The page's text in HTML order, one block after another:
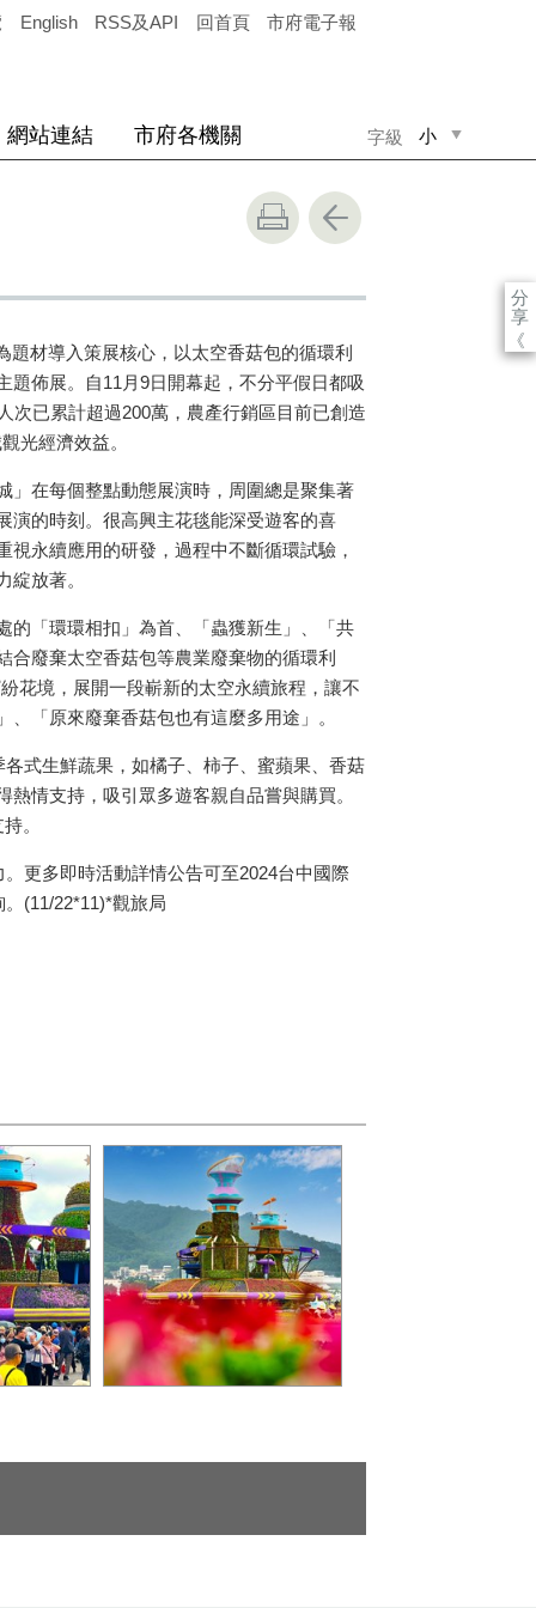
English RSS及API 回首頁 市府電子報
字級 小
網站連結 市府各機關
分
享
《
材導入策展核心，以太空香菇包的循環利
佈展。自11月9日開幕起，不分平假日都吸
次已累計超過200萬，農產行銷區目前已創造
光經濟效益。
」在每個整點動態展演時，周圍總是聚集著
演的時刻。很高興主花毯能深受遊客的喜
永續應用的研發，過程中不斷循環試驗，
放著。
的「環環相扣」為首、「蟲獲新生」、「共
廢棄太空香菇包等農業廢棄物的循環利
花境，展開一段嶄新的太空永續旅程，讓不
「原來廢棄香菇包也有這麼多用途」。
式生鮮蔬果，如橘子、柿子、蜜蘋果、香菇
情支持，吸引眾多遊客親自品嘗與購買。
。
更多即時活動詳情公告可至2024台中國際
(11/22*11)*觀旅局